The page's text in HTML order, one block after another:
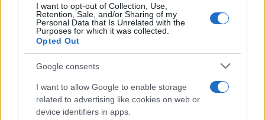
I want to opt-out of Collection, Use,
Retention, Sale, and/or Sharing of my
Personal Data that Is Unrelated with the
Purposes for which it was collected.
Opted Out
Google consents
I want to allow Google to enable storage
related to advertising like cookies on web or
device identifiers in apps.
Principais ações recomendadas para dividendos em agosto de